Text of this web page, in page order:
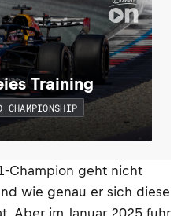
Training
CHAMPIONSHIP
Champion geht nicht
wie genau er sich diese
Aber im Januar 2025 fuhr